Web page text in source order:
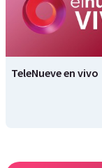
TeleNueve en vivo